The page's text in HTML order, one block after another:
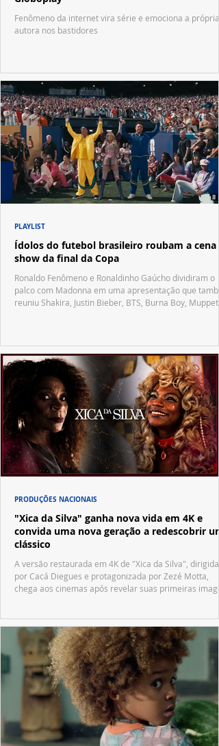
Fenômeno da internet vira série e emociona a própria
autora nos bastidores
Ídolos do futebol brasileiro roubam a cena
show da final da Copa
Ronaldo Fenômeno e Ronaldinho Gaúcho dividiram o
palco com Madonna em uma apresentação que
reuniu Shakira, Justin Bieber, BTS, Burna Boy, Muppets,
PLAYLIST
"Xica da Silva" ganha nova vida em 4K e
convida uma nova geração a redescobrir um
clássico
A versão restaurada em 4K de "Xica da Silva", dirigida
por Cacá Diegues e protagonizada por Zezé Motta,
chega aos cinemas após revelar suas primeiras
PRODUÇÕES NACIONAIS